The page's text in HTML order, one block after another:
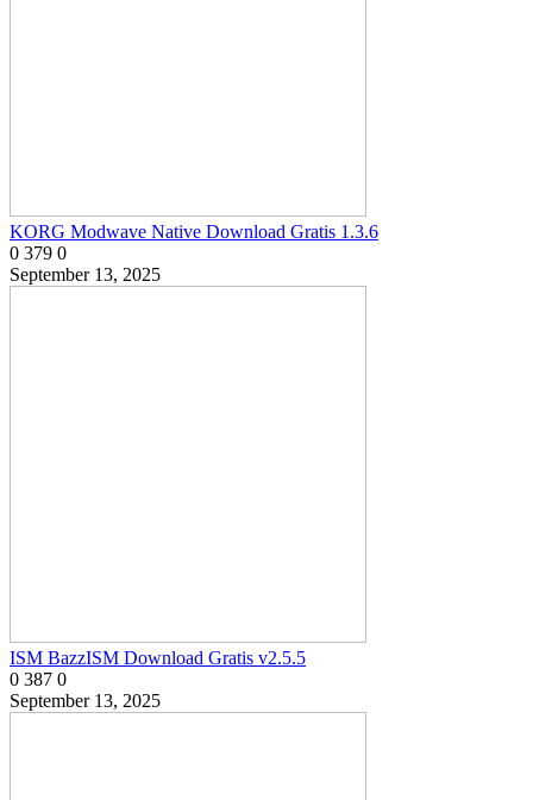
KORG Modwave Native Download Gratis 1.3.6
0 379 0
September 13, 2025
ISM BazzISM Download Gratis v2.5.5
0 387 0
September 13, 2025